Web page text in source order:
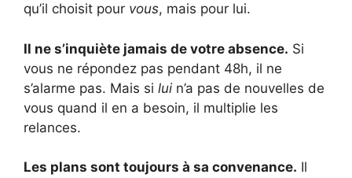
qu’il choisit pour vous, mais pour lui.
Il ne s’inquiète jamais de votre absence. Si
vous ne répondez pas pendant 48h, il ne
s’alarme pas. Mais si lui n’a pas de nouvelles de
vous quand il en a besoin, il multiplie les
relances.
Les plans sont toujours à sa convenance. Il